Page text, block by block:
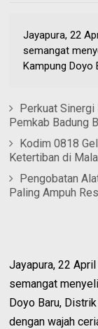
Jayapura, 22
semangat
Kampung Doyo
Perkuat Sinergi
Pemkab Badung
Kodim 0818
Ketertiban di
Pengobatan
Paling Ampuh
Jayapura, 22
semangat
Doyo Baru,
dengan wajah